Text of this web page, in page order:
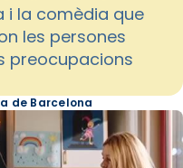
i la comèdia que
les persones
preocupacions
de Barcelona